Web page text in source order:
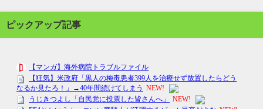
ピックアップ記事